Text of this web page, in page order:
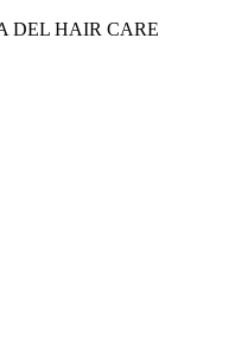
DEL HAIR CARE